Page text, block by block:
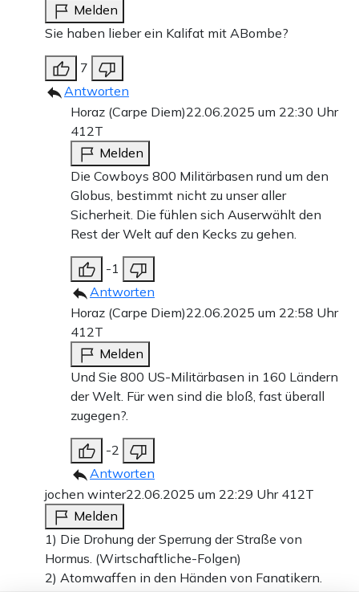
Melden
Sie haben lieber ein Kalifat mit ABombe?
7
Antworten
Horaz (Carpe Diem)22.06.2025 um 22:30 Uhr
412T
Melden
Die Cowboys 800 Militärbasen rund um den
Globus, bestimmt nicht zu unser aller
Sicherheit. Die fühlen sich Auserwählt den
Rest der Welt auf den Kecks zu gehen.
-1
Antworten
Horaz (Carpe Diem)22.06.2025 um 22:58 Uhr
412T
Melden
Und Sie 800 US-Militärbasen in 160 Ländern
der Welt. Für wen sind die bloß, fast überall
zugegen?.
-2
Antworten
jochen winter22.06.2025 um 22:29 Uhr 412T
Melden
1) Die Drohung der Sperrung der Straße von
Hormus. (Wirtschaftliche-Folgen)
2) Atomwaffen in den Händen von Fanatikern.